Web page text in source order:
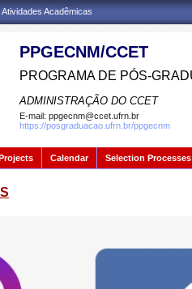
Acadêmicas
PPGECNM/CCET
PROGRAMA DE PÓS-
ADMINISTRAÇÃO DO CCET
E-mail: ppgecnm@ccet.ufrn.br
https://posgraduacao.ufrn.br/ppgecnm
Calendar Selection Processes